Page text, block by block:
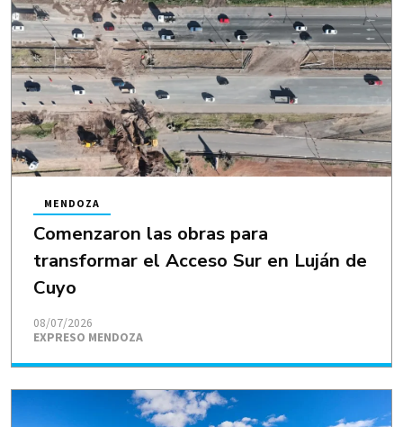
Comenzaron las obras para
transformar el Acceso Sur en Luján de
Cuyo
EXPRESO MENDOZA
MENDOZA
08/07/2026